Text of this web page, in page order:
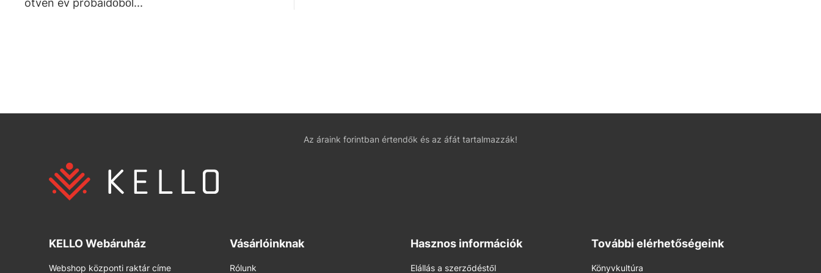
ötven év próbaidőből...
Az áraink forintban értendők és az áfát tartalmazzák!
KELLO Webáruház
Webshop központi raktár címe
Vásárlóinknak
Rólunk
Hasznos információk
Elállás a szerződéstől
További elérhetőségeink
Könyvkultúra